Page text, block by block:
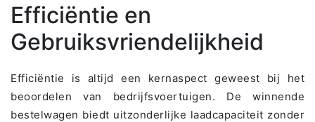
Efficiëntie en
Gebruiksvriendelijkheid
Efficiëntie is altijd een kernaspect geweest bij het
beoordelen van bedrijfsvoertuigen. De winnende
bestelwagen biedt uitzonderlijke laadcapaciteit zonder